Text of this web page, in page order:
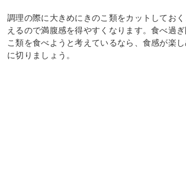
調理の際に大きめにきのこ類をカットしてお
えるので満腹感を得やすくなります。食べ過
こ類を食べようと考えているなら、食感が楽
に切りましょう。